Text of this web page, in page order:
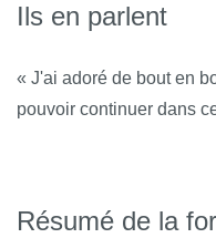
Ils en parlent
« J'ai adoré de bout en
pouvoir continuer dans
Résumé de la